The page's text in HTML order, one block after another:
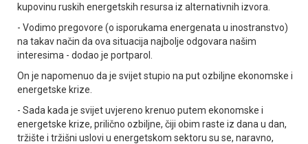
kupovinu ruskih energetskih resursa iz alternativnih izvora.
- Vodimo pregovore (o isporukama energenata u inostranstvo)
na takav način da ova situacija najbolje odgovara našim
interesima - dodao je portparol.
On je napomenuo da je svijet stupio na put ozbiljne ekonomske i
energetske krize.
- Sada kada je svijet uvjereno krenuo putem ekonomske i
energetske krize, prilično ozbiljne, čiji obim raste iz dana u dan,
tržište i tržišni uslovi u energetskom sektoru su se, naravno,